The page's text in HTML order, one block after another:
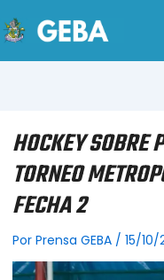
HOCKEY SOBRE
TORNEO
FECHA 2
Por Prensa GEBA / 15/10/